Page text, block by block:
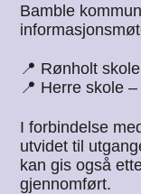
Bamble
📍 Rønholt
📍 Herre skole
I forbindelse
utvidet til
kan gis også
gjennomført.